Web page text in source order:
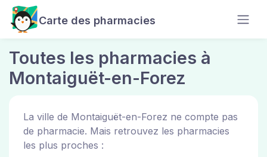
Carte des pharmacies
Toutes les pharmacies à
Montaiguët-en-Forez
La ville de Montaiguët-en-Forez ne compte pas
de pharmacie. Mais retrouvez les pharmacies
les plus proches :